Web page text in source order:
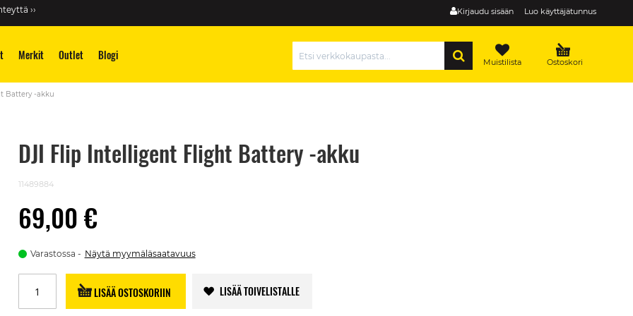
Kirjaudu sisään Luo käyttäjätunnus
››
Merkit Outlet Blogi Ostoskori
Muistilista
Battery -akku
DJI Flip Intelligent Flight Battery -akku
11489884
69,00 €
Varastossa Näytä myymäläsaatavuus
LISÄÄ OSTOSKORIIN LISÄÄ TOIVELISTALLE